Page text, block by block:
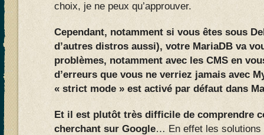
choix, je ne peux qu’approuver.
Cependant, notamment si vous êtes sous
d’autres distros aussi), votre MariaDB va
problèmes, notamment avec les CMS en
d’erreurs que vous ne verriez jamais avec
« strict mode » est activé par défaut dans
Et il est plutôt très difficile de comprendre
cherchant sur Google… En effet les solutions